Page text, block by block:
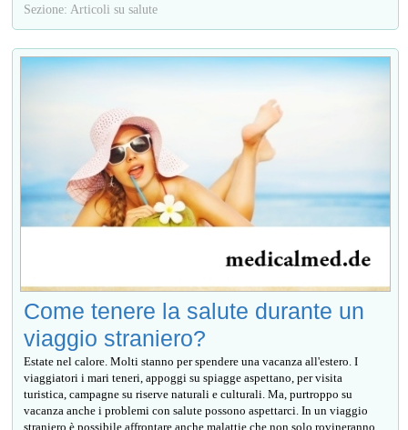
Sezione: Articoli su salute
Come tenere la salute durante un
viaggio straniero?
Estate nel calore. Molti stanno per spendere una vacanza all'estero. I
viaggiatori i mari teneri, appoggi su spiagge aspettano, per visita
turistica, campagne su riserve naturali e culturali. Ma, purtroppo su
vacanza anche i problemi con salute possono aspettarci. In un viaggio
straniero è possibile affrontare anche malattie che non solo rovineranno